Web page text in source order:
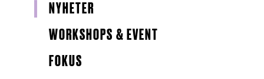
NYHETER
WORKSHOPS & EVENT
FOKUS